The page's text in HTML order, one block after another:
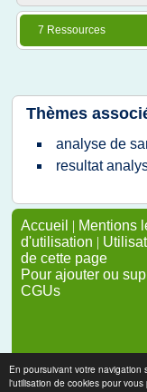
En poursuivant votre navigation
l'utilisation de cookies pour
7 Ressources
Thèmes
analyse de
resultat
Accueil | Mentions
d'utilisation |
de cette page
Pour ajouter ou
CGUs